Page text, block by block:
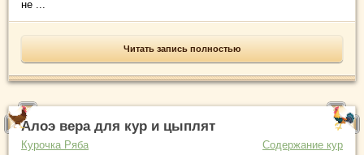
не ...
Читать запись полностью
Алоэ вера для кур и цыплят
Курочка Ряба Содержание кур